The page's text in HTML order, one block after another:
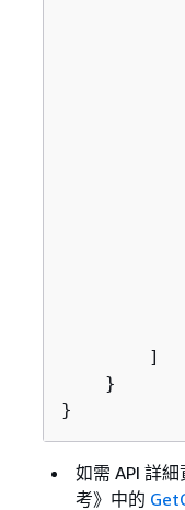
        ]
    }
}
如需 API 詳
考》 中的